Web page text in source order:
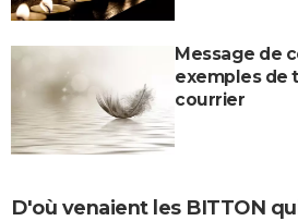
Message de
exemples de
courrier
D'où venaient les BITTON